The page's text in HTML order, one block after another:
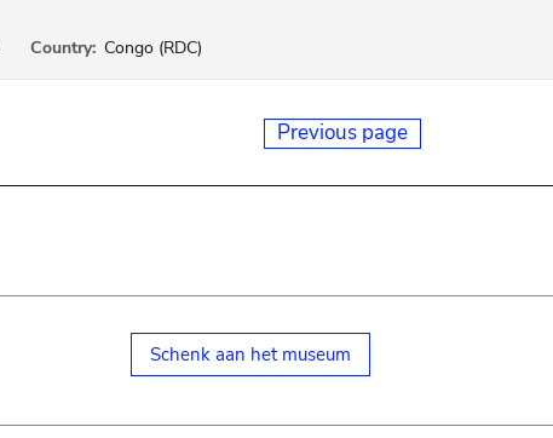
Country: Congo (RDC)
Previous page
Schenk aan het museum